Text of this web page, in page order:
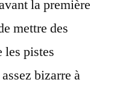
la première
mettre des
les pistes
bizarre à